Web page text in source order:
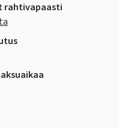
rahtivapaasti